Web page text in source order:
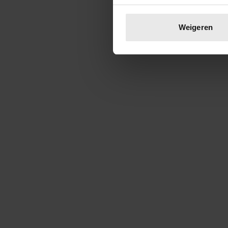
Uw apparaat
toestemming op elk
websiteverkeer te
media, adverteren en
Weigeren